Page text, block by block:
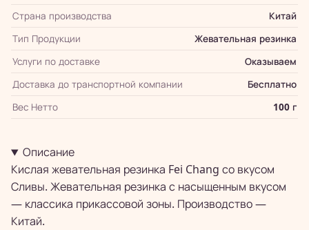
Страна производства
Китай
Тип Продукции
Жевательная резинка
Услуги по доставке
Оказываем
Доставка до транспортной компании
Бесплатно
Вес Нетто
100 г
Описание
Кислая жевательная резинка Fei Chang со вкусом
Сливы. Жевательная резинка с насыщенным вкусом
— классика прикассовой зоны. Производство —
Китай.